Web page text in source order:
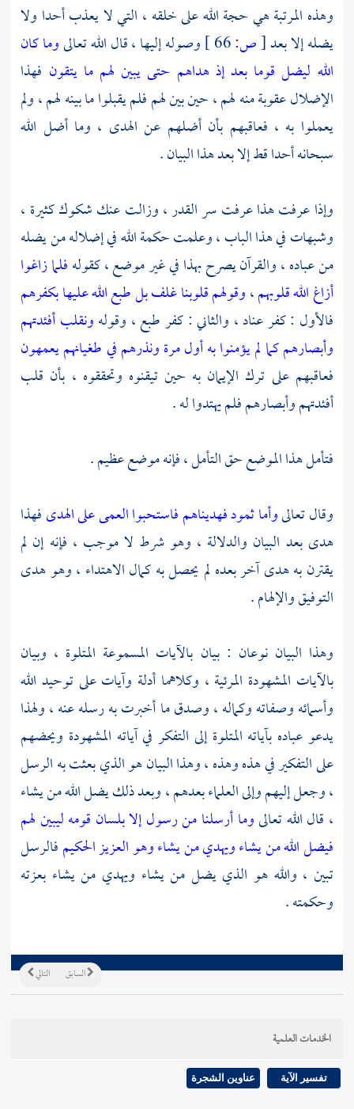
وهذه المرتبة هي حجة الله على خلقه ، التي لا يعذب أحدا ولا
يضله إلا بعد[ص: وصوله إليها ، قال الله تعالىوما كان
الله ليضل قوما بعد إذ هداهم حتى يبين لهم ما يتقون فهذا
الإضلال عقوبة منه لهم ، حين بين لهم فلم يقبلوا ما بينه لهم ، ولم
يعملوا به ، فعاقبهم بأن أضلهم عن الهدى ، وما أضل الله
سبحانه أحدا قط إلا بعد هذا البيان .
وإذا عرفت هذا عرفت سر القدر ، وزالت عنك شكوك كثيرة ،
وشبهات في هذا الباب ، وعلمت حكمة الله في إضلاله من يضله
من عباده ، والقرآن يصرح بهذا في غير موضع ، كقولهفلما زاغوا
أزاغ الله قلوبهم،وقولهم قلوبنا غلف بل طبع الله عليها بكفرهم
فالأول : كفر عناد ، والثاني : كفر طبع ، وقولهونقلب أفئدتهم
وأبصارهم كما لم يؤمنوا به أول مرة ونذرهم في طغيانهم يعمهون
فعاقبهم على ترك الإيمان به حين تيقنوه وتحققوه ، بأن قلب
أفئدتهم وأبصارهم فلم يهتدوا له .
فتأمل هذا الموضع حق التأمل ، فإنه موضع عظيم .
وقال تعالىوأما ثمود فهديناهم فاستحبوا العمى على الهدىفهذا
هدى بعد البيان والدلالة ، وهو شرط لا موجب ، فإنه إن لم
يقترن به هدى آخر بعده لم يحصل به كمال الاهتداء ، وهو هدى
التوفيق والإلهام .
وهذا البيان نوعان : بيان بالآيات المسموعة المتلوة ، وبيان
بالآيات المشهودة المرئية ، وكلاهما أدلة وآيات على توحيد الله
وأسمائه وصفاته وكماله ، وصدق ما أخبرت به رسله عنه ، ولهذا
يدعو عباده بآياته المتلوة إلى التفكر في آياته المشهودة ويحضهم
على التفكير في هذه وهذه ، وهذا البيان هو الذي بعثت به الرسل
، وجعل إليهم وإلى العلماء بعدهم ، وبعد ذلك يضل الله من يشاء
، قال الله تعالىوما أرسلنا من رسول إلا بلسان قومه ليبين لهم
فيضل الله من يشاء ويهدي من يشاء وهو العزيز الحكيمفالرسل
تبين ، والله هو الذي يضل من يشاء ويهدي من يشاء بعزته
وحكمته .
التالي السابق
الخدمات العلمية
تفسير الآية عناوين الشجرة